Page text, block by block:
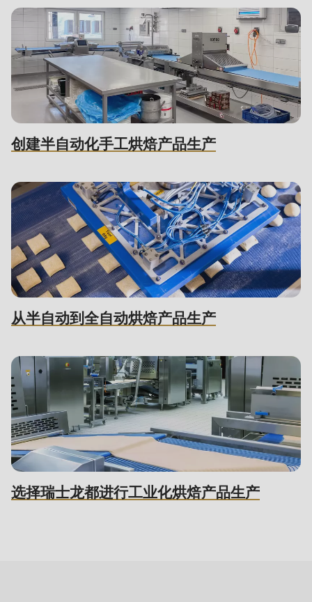
>Drupal\rondo_contact\
{closure}
()
(line
592
modules/custom/rondo_contact/src/ContactService.php
function:
mb_substr():
Passing
null
to
parameter
#1
type
string
is
deprecated
in
Drupal\rondo_contact\ContactService-
>Drupal\rondo_contact\
创建半自动化手工烘焙产品生产
从半自动到全自动烘焙产品生产
选择瑞士龙都进行工业化烘焙产品生产